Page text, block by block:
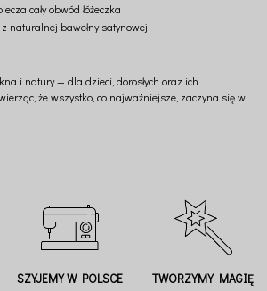
cały obwód łóżeczka
naturalnej bawełny satynowej
i natury — dla dzieci, dorosłych oraz ich
że wszystko, co najważniejsze, zaczyna się w
SZYJEMY W POLSCE TWORZYMY MAGIĘ